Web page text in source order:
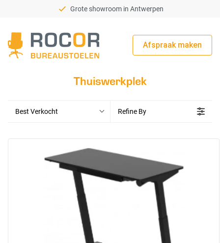
Grote showroom in Antwerpen
Afspraak maken
Thuiswerkplek
Best Verkocht Refine By